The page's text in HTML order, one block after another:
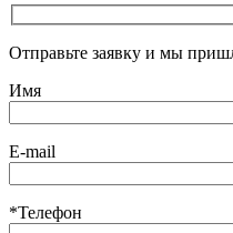
Отправьте заявку и мы
Имя
E-mail
*Телефон